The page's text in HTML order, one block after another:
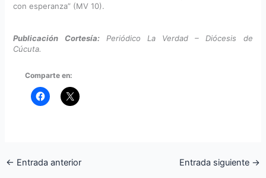
con esperanza” (MV 10).
Publicación Cortesía:Periódico La Verdad – Diócesis de
Cúcuta.
Comparte en:
← Entrada anterior Entrada siguiente →